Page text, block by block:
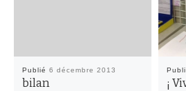
Publié 6 décembre 2013
bilan ¡